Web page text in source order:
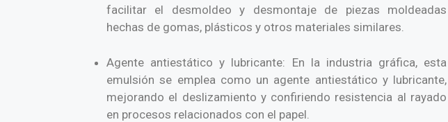
facilitar el desmoldeo y desmontaje de piezas moldeadas
hechas de gomas, plásticos y otros materiales similares.
Agente antiestático y lubricante: En la industria gráfica, esta
emulsión se emplea como un agente antiestático y lubricante,
mejorando el deslizamiento y confiriendo resistencia al rayado
en procesos relacionados con el papel.